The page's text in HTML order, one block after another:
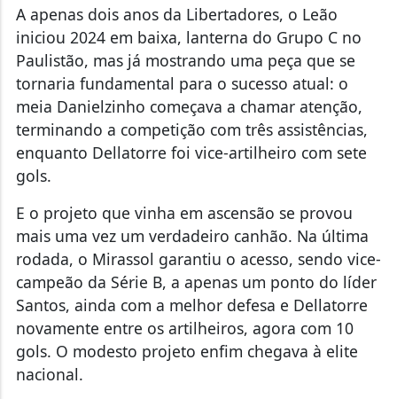
A apenas dois anos da Libertadores, o Leão
iniciou 2024 em baixa, lanterna do Grupo C no
Paulistão, mas já mostrando uma peça que se
tornaria fundamental para o sucesso atual: o
meia Danielzinho começava a chamar atenção,
terminando a competição com três assistências,
enquanto Dellatorre foi vice-artilheiro com sete
gols.
E o projeto que vinha em ascensão se provou
mais uma vez um verdadeiro canhão. Na última
rodada, o Mirassol garantiu o acesso, sendo vice-
campeão da Série B, a apenas um ponto do líder
Santos, ainda com a melhor defesa e Dellatorre
novamente entre os artilheiros, agora com 10
gols. O modesto projeto enfim chegava à elite
nacional.